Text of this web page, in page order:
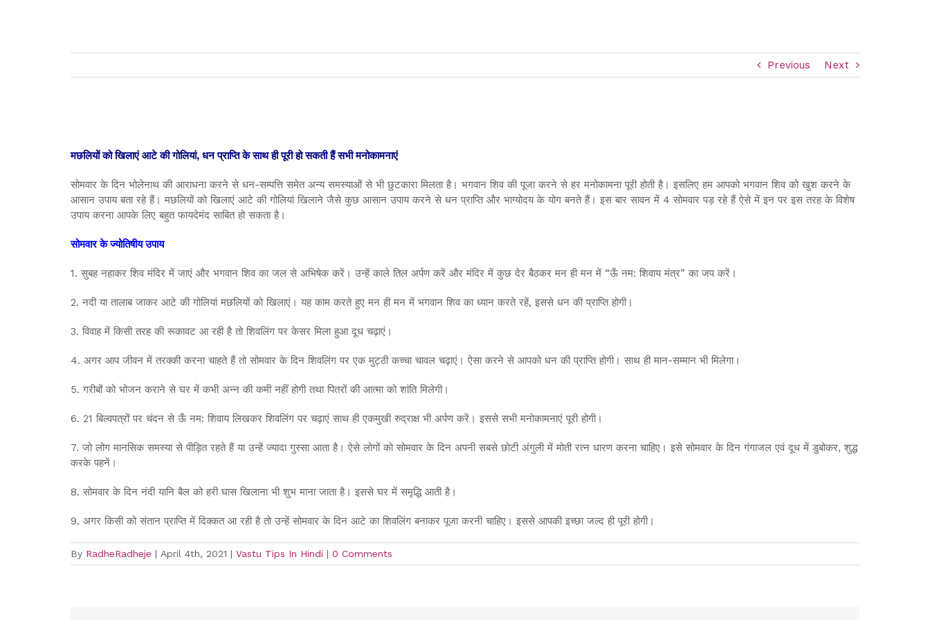
Previous Next
मछलियों को खिलाएं आटे की गोलियां, धन प्राप्ति के साथ ही पूरी हो सकती हैं सभी मनोकामनाएं
सोमवार के दिन भोलेनाथ की आराधना करने से धन-सम्पत्ति समेत अन्य समस्याओं से भी छुटकारा मिलता है। भगवान शिव की पूजा करने से हर मनोकामना पूरी होती है। इसलिए हम आपको भगवान शिव को खुश करने के
आसान उपाय बता रहे हैं। मछलियों को खिलाएं आटे की गोलियां खिलाने जैसे कुछ आसान उपाय करने से धन प्राप्ति और भाग्योदय के योग बनते हैं। इस बार सावन में 4 सोमवार पड़ रहे हैं ऐसे में इन पर इस तरह के विशेष
उपाय करना आपके लिए बहुत फायदेमंद साबित हो सकता है।
सोमवार के ज्योतिषीय उपाय
1. सुबह नहाकर शिव मंदिर में जाएं और भगवान शिव का जल से अभिषेक करें। उन्हें काले तिल अर्पण करें और मंदिर में कुछ देर बैठकर मन ही मन में “ऊँ नम: शिवाय मंत्र” का जप करें।
2. नदी या तालाब जाकर आटे की गोलियां मछलियों को खिलाएं। यह काम करते हुए मन ही मन में भगवान शिव का ध्यान करते रहें, इससे धन की प्राप्ति होगी।
3. विवाह में किसी तरह की रूकावट आ रही है तो शिवलिंग पर केसर मिला हुआ दूध चढ़ाएं।
4. अगर आप जीवन में तरक्की करना चाहते हैं तो सोमवार के दिन शिवलिंग पर एक मुट्ठी कच्चा चावल चढ़ाएं। ऐसा करने से आपको धन की प्राप्ति होगी। साथ ही मान-सम्मान भी मिलेगा।
5. गरीबों को भोजन कराने से घर में कभी अन्न की कमी नहीं होगी तथा पितरों की आत्मा को शांति मिलेगी।
6. 21 बिल्वपत्रों पर चंदन से ऊँ नम: शिवाय लिखकर शिवलिंग पर चढ़ाएं साथ ही एकमुखी रुद्राक्ष भी अर्पण करें। इससे सभी मनोकामनाएं पूरी होगी।
7. जो लोग मानसिक समस्या से पीड़ित रहते हैं या उन्हें ज्यादा गुस्सा आता है। ऐसे लोगों को सोमवार के दिन अपनी सबसे छोटी अंगुली में मोती रत्न धारण करना चाहिए। इसे सोमवार के दिन गंगाजल एवं दूध में डुबोकर, शुद्ध
करके पहनें।
8. सोमवार के दिन नंदी यानि बैल को हरी घास खिलाना भी शुभ माना जाता है। इससे घर में समृद्धि आती है।
9. अगर किसी को संतान प्राप्ति में दिक्कत आ रही है तो उन्हें सोमवार के दिन आटे का शिवलिंग बनाकर पूजा करनी चाहिए। इससे आपकी इच्छा जल्द ही पूरी होगी।
By RadheRadheje | April 4th, 2021 | Vastu Tips In Hindi | 0 Comments